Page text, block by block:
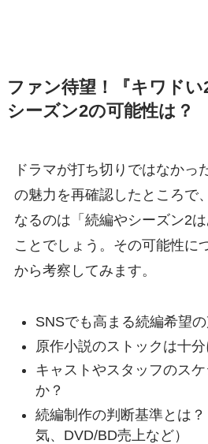
ファン待望！『キワドい
シーズン2の可能性は？
ドラマが打ち切りではなかっ
の魅力を再確認したところで
なるのは「続編やシーズン2
ことでしょう。その可能性に
から考察してみます。
SNSでも高まる続編希望
原作小説のストックは十分
キャストやスタッフのス
か？
続編制作の判断基準とは
気、DVD/BD売上など）